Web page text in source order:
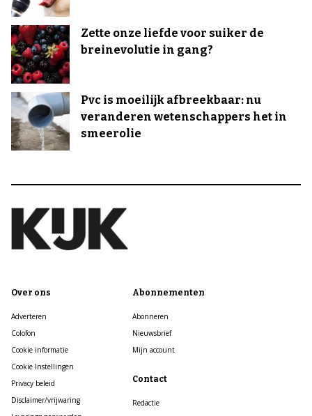
Zette onze liefde voor suiker de
breinevolutie in gang?
Pvc is moeilijk afbreekbaar: nu
veranderen wetenschappers het in
smeerolie
Over ons
Adverteren
Colofon
Cookie informatie
Cookie Instellingen
Privacy beleid
Disclaimer/vrijwaring
Abonnementen
Abonneren
Nieuwsbrief
Mijn account
Contact
Redactie